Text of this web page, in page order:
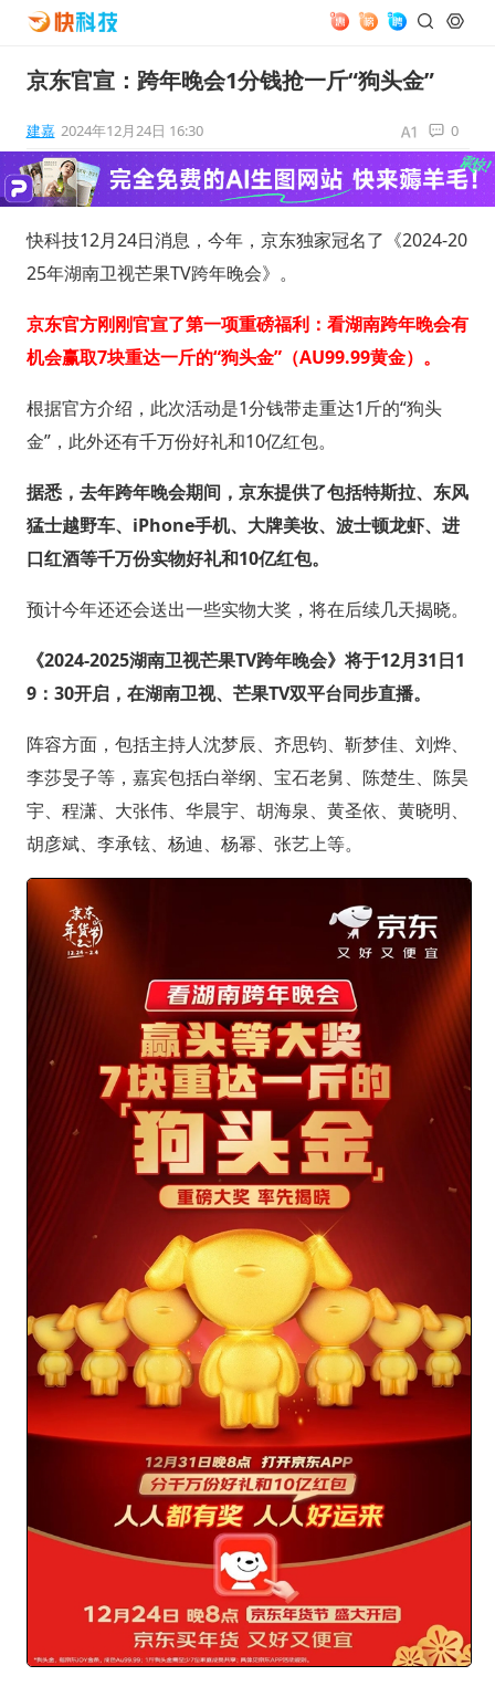
京东官宣：跨年晚会1分钱抢一斤“狗头金”
建嘉 2024年12月24日 16:30 0
快科技12月24日消息，今年，京东独家冠名了《2024-20
25年湖南卫视芒果TV跨年晚会》。
京东官方刚刚官宣了第一项重磅福利：看湖南跨年晚会有
机会赢取7块重达一斤的“狗头金”（‌AU99.99黄金）。
根据官方介绍，此次活动是1分钱带走重达1斤的“狗头
金”，此外还有千万份好礼和10亿红包。
据悉，去年跨年晚会期间，京东提供了包括特斯拉、东风
猛士越野车、iPhone手机、大牌美妆、波士顿龙虾、进
口红酒等千万份实物好礼和10亿红包。
预计今年还还会送出一些实物大奖，将在后续几天揭晓。
《2024-2025湖南卫视芒果TV跨年晚会》将于12月31日1
9：30开启，在湖南卫视、芒果TV双平台同步直播。
阵容方面，包括主持人沈梦辰、齐思钧、靳梦佳、刘烨、
李莎旻子等，嘉宾包括白举纲、宝石老舅、陈楚生、陈昊
宇、程潇、大张伟、华晨宇、胡海泉、黄圣依、黄晓明、
胡彦斌、李承铉、杨迪、杨幂、张艺上等。